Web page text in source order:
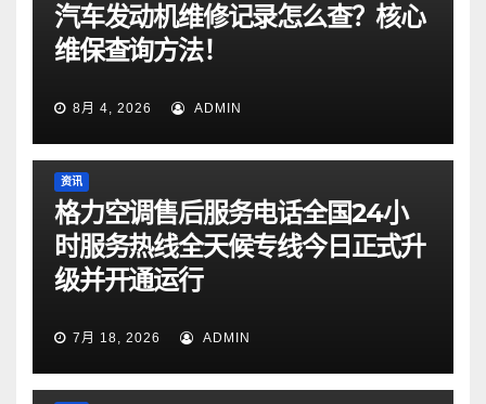
汽车发动机维修记录怎么查？核心
维保查询方法！
8月 4, 2026 ADMIN
资讯
格力空调售后服务电话全国24小
时服务热线全天候专线今日正式升
级并开通运行
7月 18, 2026 ADMIN